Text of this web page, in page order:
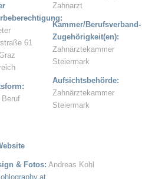
61
Beruf
Zahnarzt
Kammer/Berufsverband-
Zugehörigkeit(en):
Zahnärztekammer
Steiermark
Aufsichtsbehörde:
Zahnärztekammer
Steiermark
& Fotos: Andreas Kohl